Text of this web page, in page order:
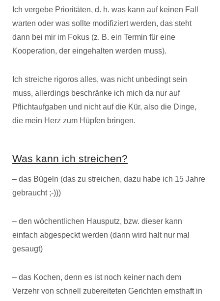
Ich vergebe Prioritäten, d. h. was kann auf keinen Fall
warten oder was sollte modifiziert werden, das steht
dann bei mir im Fokus (z. B. ein Termin für eine
Kooperation, der eingehalten werden muss).
Ich streiche rigoros alles, was nicht unbedingt sein
muss, allerdings beschränke ich mich da nur auf
Pflichtaufgaben und nicht auf die Kür, also die Dinge,
die mein Herz zum Hüpfen bringen.
Was kann ich streichen?
– das Bügeln (das zu streichen, dazu habe ich 15 Jahre
gebraucht ;-)))
– den wöchentlichen Hausputz, bzw. dieser kann
einfach abgespeckt werden (dann wird halt nur mal
gesaugt)
– das Kochen, denn es ist noch keiner nach dem
Verzehr von schnell zubereiteten Gerichten ernsthaft in